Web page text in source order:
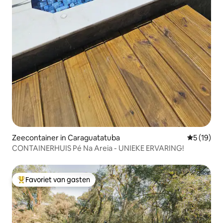
Zeecontainer in Caraguatatuba
5 (19)
CONTAINERHUIS Pé Na Areia - UNIEKE ERVARING!
Topfavoriet van gasten
Favoriet van gasten